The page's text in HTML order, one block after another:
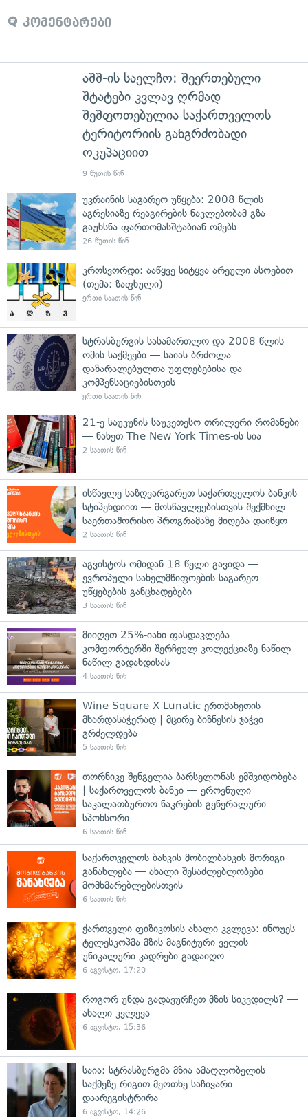
კომენტარები
აშშ-ის საელჩო: შეერთებული
შტატები კვლავ ღრმად
შეშფოთებულია საქართველოს
ტერიტორიის განგრძობადი
ოკუპაციით
9 წუთის წინ
უკრაინის საგარეო უწყება: 2008 წლის
აგრესიაზე რეაგირების ნაკლებობამ გზა
გაუხსნა ფართომასშტაბიან ომებს
26 წუთის წინ
კროსვორდი: ააწყვე სიტყვა არეული ასოებით
(თემა: ზაფხული)
ერთი საათის წინ
სტრასბურგის სასამართლო და 2008 წლის
ომის საქმეები — საიას ბრძოლა
დაზარალებულთა უფლებებისა და
კომპენსაციებისთვის
ერთი საათის წინ
21-ე საუკუნის საუკეთესო თრილერი რომანები
— ნახეთ The New York Times-ის სია
2 საათის წინ
ისწავლე საზღვარგარეთ საქართველოს ბანკის
სტიპენდიით — მოსწავლეებისთვის შექმნილ
საერთაშორისო პროგრამაზე მიღება დაიწყო
2 საათის წინ
აგვისტოს ომიდან 18 წელი გავიდა —
ევროპული სახელმწიფოების საგარეო
უწყებების განცხადებები
3 საათის წინ
მიიღეთ 25%-იანი ფასდაკლება
კომფორტერში შერჩეულ კოლექციაზე ნაწილ-
ნაწილ გადახდისას
4 საათის წინ
Wine Square X Lunatic ერთმანეთის
მხარდასაჭერად | მცირე ბიზნესის ჯაჭვი
გრძელდება
5 საათის წინ
თორნიკე შენგელია ბარსელონას ემშვიდობება
| საქართველოს ბანკი — ეროვნული
საკალათბურთო ნაკრების გენერალური
სპონსორი
6 საათის წინ
საქართველოს ბანკის მობილბანკის მორიგი
განახლება — ახალი შესაძლებლობები
მომხმარებლებისთვის
6 საათის წინ
ქართველი ფიზიკოსის ახალი კვლევა: ინოუეს
ტელესკოპმა მზის მაგნიტური ველის
უნიკალური კადრები გადაიღო
6 აგვისტო, 17:20
როგორ უნდა გადავურჩეთ მზის სიკვდილს? —
ახალი კვლევა
6 აგვისტო, 15:36
საია: სტრასბურგმა მზია ამაღლობელის
საქმეზე რიგით მეოთხე საჩივარი
დაარეგისტრირა
6 აგვისტო, 14:26